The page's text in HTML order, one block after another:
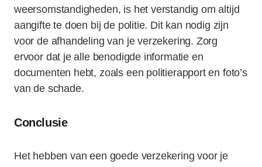
weersomstandigheden, is het verstandig om altijd
aangifte te doen bij de politie. Dit kan nodig zijn
voor de afhandeling van je verzekering. Zorg
ervoor dat je alle benodigde informatie en
documenten hebt, zoals een politierapport en foto’s
van de schade.
Conclusie
Het hebben van een goede verzekering voor je